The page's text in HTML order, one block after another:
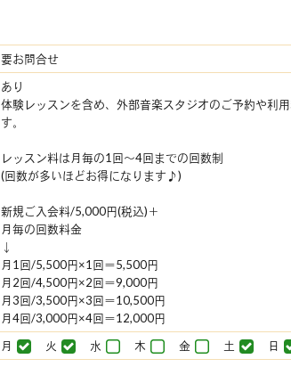
要お問合せ
あり
体験レッスンを含め、外部音楽スタジオのご予約や利
す。
レッスン料は月毎の1回～4回までの回数制
(回数が多いほどお得になります♪)
新規ご入会料/5,000円(税込)＋
月毎の回数料金
↓
月1回/5,500円×1回＝5,500円
月2回/4,500円×2回＝9,000円
月3回/3,500円×3回＝10,500円
月4回/3,000円×4回＝12,000円
月 火 水 木 金 土
日